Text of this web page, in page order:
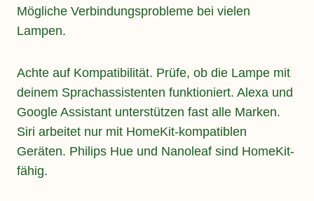
Mögliche Verbindungsprobleme bei vielen
Lampen.
Achte auf Kompatibilität. Prüfe, ob die Lampe mit
deinem Sprachassistenten funktioniert. Alexa und
Google Assistant unterstützen fast alle Marken.
Siri arbeitet nur mit HomeKit-kompatiblen
Geräten. Philips Hue und Nanoleaf sind HomeKit-
fähig.